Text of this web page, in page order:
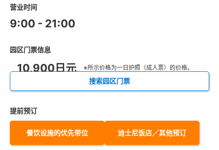
营业时间
9:00 - 21:00
园区门票信息
10,900日元 ※所示价格为一日护照（成人票）的价格。
搜索园区门票
提前预订
餐饮设施的优先带位 迪士尼饭店／其他预订